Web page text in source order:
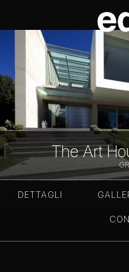
The Art
DETTAGLI